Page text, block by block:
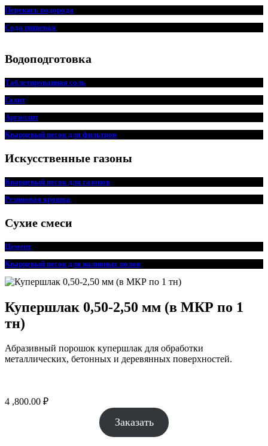
Перекись водорода
Сода пищевая
Водоподготовка
Таблетированная соль
Галит
Аргиллит
Кварцевый песок для фильтров
Искусственные газоны
Кварцевый песок для газонов
Резиновая крошка
Сухие смеси
Цемент
Кварцевый песок для наливных полов
Купершлак 0,50-2,50 мм (в МКР по 1
тн)
Абразивный порошок купершлак для обработки
металлических, бетонных и деревянных поверхностей.
4 ,800.00 ₽
Заказать